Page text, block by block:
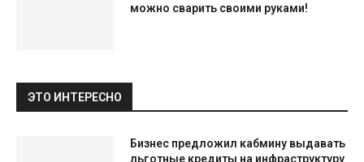
можно сварить своими руками!
ЭТО ИНТЕРЕСНО
Бизнес предложил кабмину выдавать
льготные кредиты на инфраструктуру